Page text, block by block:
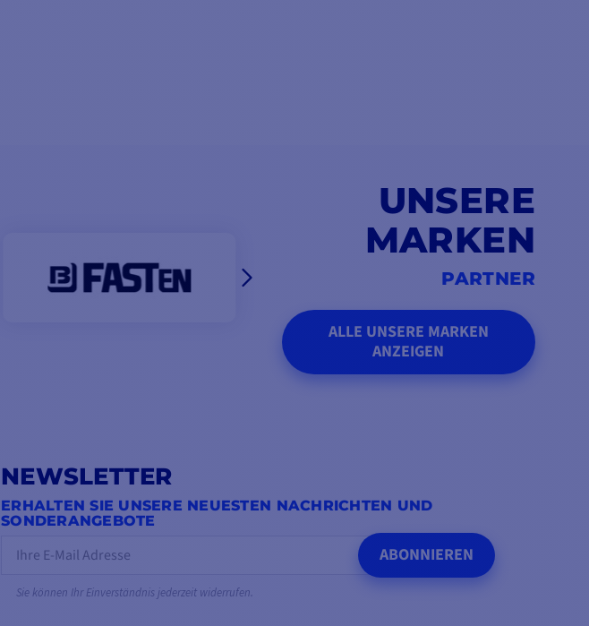
UNSERE
MARKEN
PARTNER
ALLE UNSERE MARKEN
ANZEIGEN
NEWSLETTER
ERHALTEN SIE UNSERE NEUESTEN NACHRICHTEN UND
SONDERANGEBOTE
ABONNIEREN
Sie können Ihr Einverständnis jederzeit widerrufen.